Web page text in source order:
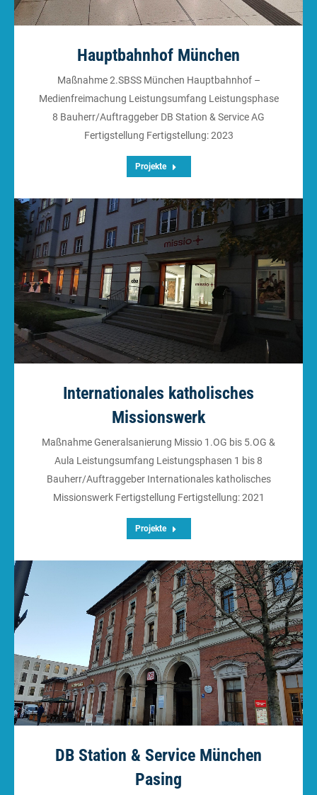
Hauptbahnhof München
Maßnahme 2.SBSS München Hauptbahnhof –
Medienfreimachung Leistungsumfang Leistungsphase
8 Bauherr/Auftraggeber DB Station & Service AG
Fertigstellung Fertigstellung: 2023
Projekte
Internationales katholisches
Missionswerk
Maßnahme Generalsanierung Missio 1.OG bis 5.OG &
Aula Leistungsumfang Leistungsphasen 1 bis 8
Bauherr/Auftraggeber Internationales katholisches
Missionswerk Fertigstellung Fertigstellung: 2021
Projekte
DB Station & Service München
Pasing